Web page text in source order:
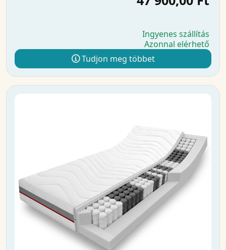
Ingyenes szállítás
Azonnal elérhető
Tudjon meg többet